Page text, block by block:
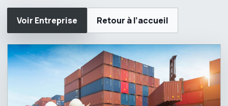
Voir Entreprise Retour à l’accueil